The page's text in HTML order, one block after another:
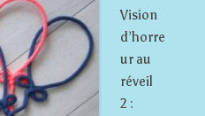
Vision
d’horre
ur au
réveil
2 :